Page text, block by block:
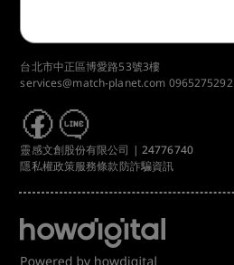
台北市中正區博愛路53號3樓
services@match-planet.com 0965275292
靈感文創股份有限公司 | 24776740
隱私權政策服務條款防詐騙資訊